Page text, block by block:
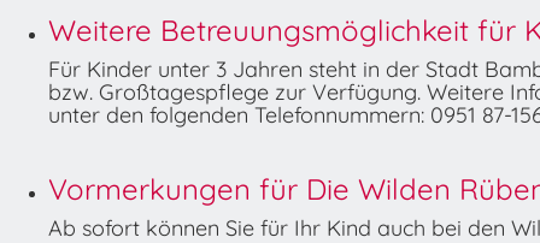
Weitere Betreuungsmöglichkeit für
Für Kinder unter 3 Jahren steht in der Stadt
bzw. Großtagespflege zur Verfügung. Weitere
unter den folgenden Telefonnummern: 0951 87-
Vormerkungen für Die Wilden
Ab sofort können Sie für Ihr Kind auch bei den